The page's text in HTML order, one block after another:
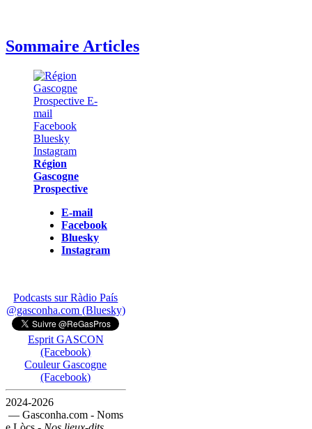
Sommaire Articles
Région
Gascogne
Prospective
E-mail
Facebook
Bluesky
Instagram
Podcasts sur Ràdio País
@gasconha.com (Bluesky)
Esprit GASCON
(Facebook)
Couleur Gascogne
(Facebook)
2024-2026
— Gasconha.com - Noms